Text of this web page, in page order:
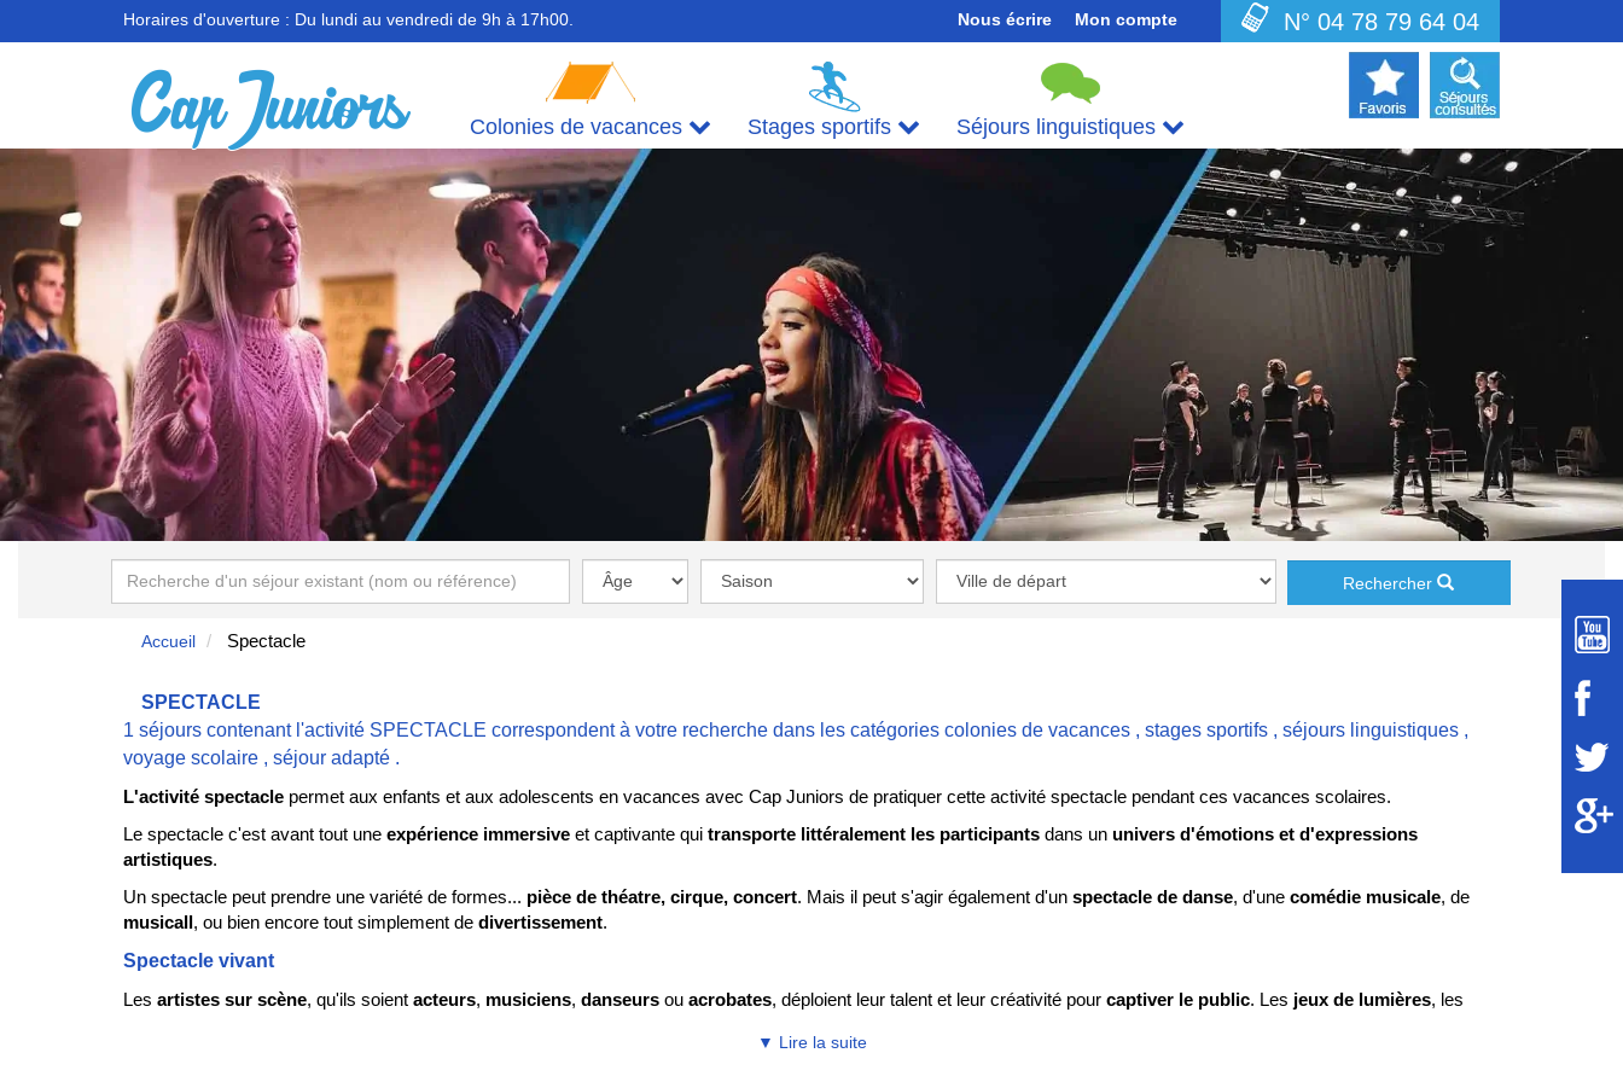
Horaires d'ouverture : Du lundi au vendredi de 9h à 17h00. Nous écrire Mon compte N° 04 78 79 64 04
Colonies de vacances Stages sportifs Séjours linguistiques
Rechercher
Accueil Spectacle
SPECTACLE
1 séjours contenant l'activité SPECTACLE correspondent à votre recherche dans les catégories colonies de vacances , stages sportifs , séjours linguistiques ,
voyage scolaire , séjour adapté .
L'activité spectacle permet aux enfants et aux adolescents en vacances avec Cap Juniors de pratiquer cette activité spectacle pendant ces vacances scolaires.
Le spectacle c'est avant tout une expérience immersive et captivante qui transporte littéralement les participants dans un univers d'émotions et d'expressions
artistiques.
Un spectacle peut prendre une variété de formes... pièce de théatre, cirque, concert. Mais il peut s'agir également d'un spectacle de danse, d'une comédie musicale, de
musicall, ou bien encore tout simplement de divertissement.
Spectacle vivant
Les artistes sur scène, qu'ils soient acteurs, musiciens, danseurs ou acrobates, déploient leur talent et leur créativité pour captiver le public. Les jeux de lumières, les
▼ Lire la suite